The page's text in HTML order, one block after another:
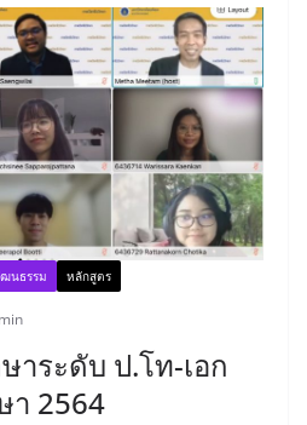
นธรรม หลักสูตร
าระดับ ป.โท-เอก
า 2564